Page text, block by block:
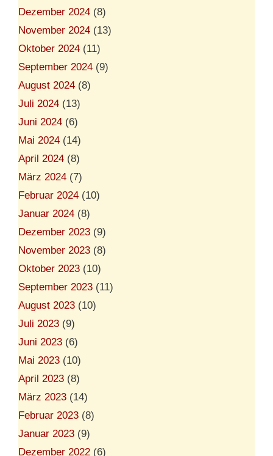
Dezember 2024 (8)
November 2024 (13)
Oktober 2024 (11)
September 2024 (9)
August 2024 (8)
Juli 2024 (13)
Juni 2024 (6)
Mai 2024 (14)
April 2024 (8)
März 2024 (7)
Februar 2024 (10)
Januar 2024 (8)
Dezember 2023 (9)
November 2023 (8)
Oktober 2023 (10)
September 2023 (11)
August 2023 (10)
Juli 2023 (9)
Juni 2023 (6)
Mai 2023 (10)
April 2023 (8)
März 2023 (14)
Februar 2023 (8)
Januar 2023 (9)
Dezember 2022 (6)